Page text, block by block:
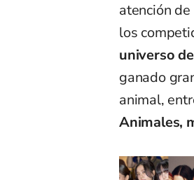
atención
los
universo
ganado
animal,
Animales,